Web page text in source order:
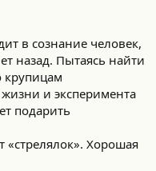
в сознание человек,
назад. Пытаясь найти
крупицам
и эксперимента
подарить
«стрелялок». Хорошая